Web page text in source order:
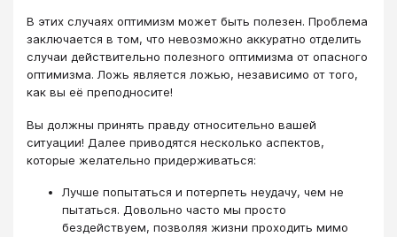
В этих случаях оптимизм может быть полезен. Проблема
заключается в том, что невозможно аккуратно отделить
случаи действительно полезного оптимизма от опасного
оптимизма. Ложь является ложью, независимо от того,
как вы её преподносите!
Вы должны принять правду относительно вашей
ситуации! Далее приводятся несколько аспектов,
которые желательно придерживаться:
Лучше попытаться и потерпеть неудачу, чем не
пытаться. Довольно часто мы просто
бездействуем, позволяя жизни проходить мимо